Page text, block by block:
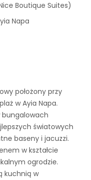
Boutique Suites)
Napa
położony przy
w Ayia Napa.
światowych
baseny i jacuzzi.
w kształcie
ogrodzie.
kuchnią w